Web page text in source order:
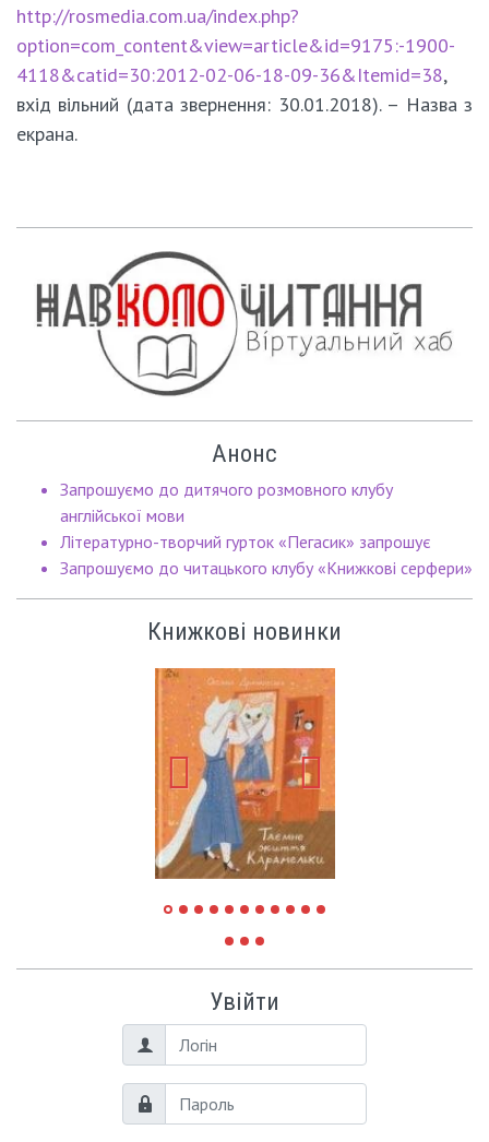
http://rosmedia.com.ua/index.php?
option=com_content&view=article&id=9175:-1900-
4118&catid=30:2012-02-06-18-09-36&Itemid=38,
вхід вільний (дата звернення: 30.01.2018). – Назва з
екрана.
Анонс
Запрошуємо до дитячого розмовного клубу
англійської мови
Літературно-творчий гурток «Пегасик» запрошує
Запрошуємо до читацького клубу «Книжкові серфери»
Книжкові новинки
Увійти
Логін
Пароль